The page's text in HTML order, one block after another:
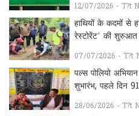
12/07/2026 - T?t
हाथियों के कदमों से
रेस्टोरेंट’ की शुरुआत
07/07/2026 - T?t
पल्स पोलियो
शुभारंभ, पहले दिन
28/06/2026 - T?t